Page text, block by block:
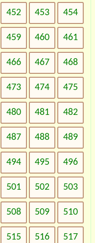
452 453 454
459 460 461
466 467 468
473 474 475
480 481 482
487 488 489
494 495 496
501 502 503
508 509 510
515 516 517